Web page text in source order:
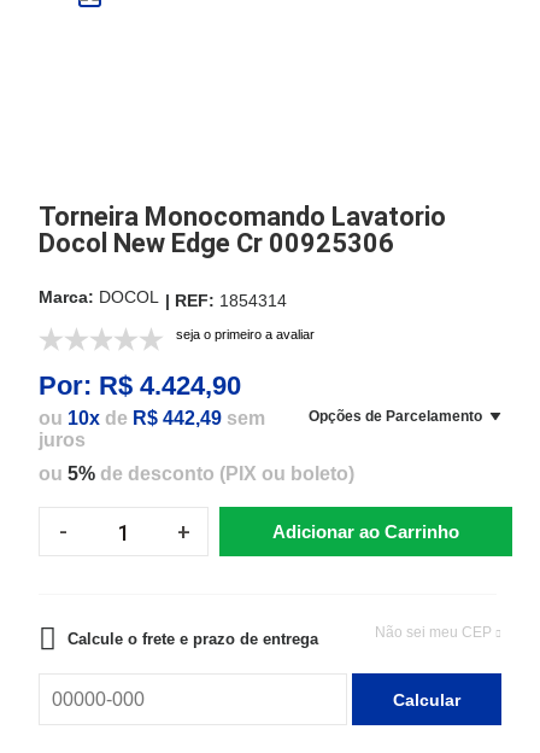
Torneira Monocomando Lavatorio
Docol New Edge Cr 00925306
DOCOL 1854314
seja o primeiro a avaliar
Por: R$ 4.424,90
ou 10x de R$ 442,49 sem
juros
Opções de Parcelamento
ou 5% de desconto (PIX ou boleto)
Adicionar ao Carrinho
Calcule o frete e prazo de entrega Não sei meu CEP
Calcular